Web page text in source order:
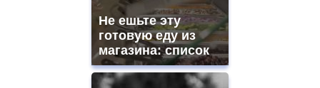
Не ешьте эту
готовую еду из
магазина: список